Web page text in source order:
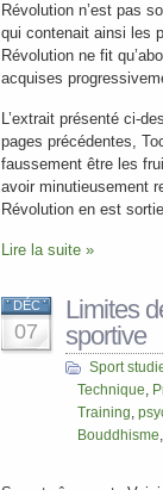
Révolution n’est pas
qui contenait ainsi les
Révolution ne fit
acquises
L’extrait présenté ci-
pages précédentes,
faussement être les
avoir minutieusement
Révolution en est
Lire la suite »
DÉC
07
Limites
sportive
Sport
Technique,
Training,
Bouddhisme,